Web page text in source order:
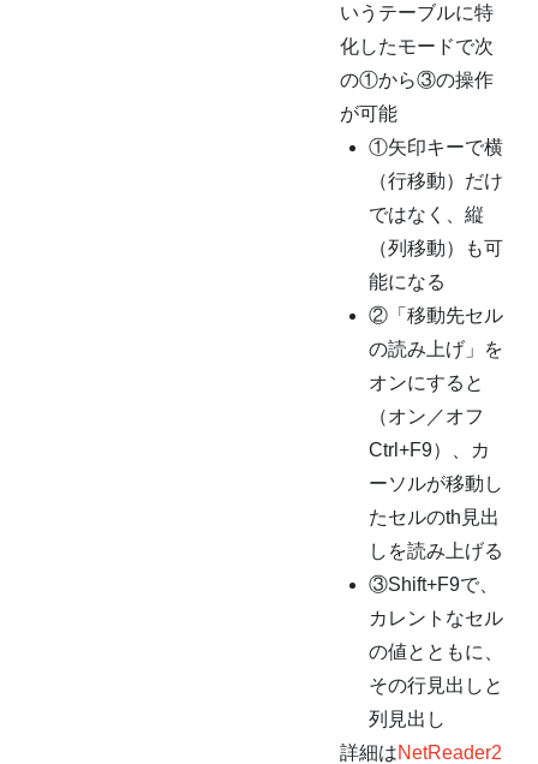
いうテーブルに特
化したモードで次
の①から③の操作
が可能
①矢印キーで横
（行移動）だけ
ではなく、縦
（列移動）も可
能になる
②「移動先セル
の読み上げ」を
オンにすると
（オン／オフ
Ctrl+F9）、カ
ーソルが移動し
たセルのth見出
しを読み上げる
③Shift+F9で、
カレントなセル
の値とともに、
その行見出しと
列見出し
詳細はNetReader2